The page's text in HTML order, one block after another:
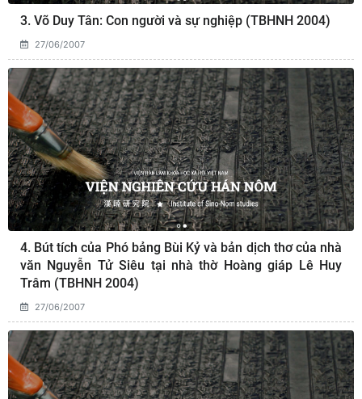
3. Võ Duy Tân: Con người và sự nghiệp (TBHNH 2004)
27/06/2007
4. Bút tích của Phó bảng Bùi Kỷ và bản dịch thơ của nhà
văn Nguyễn Tử Siêu tại nhà thờ Hoàng giáp Lê Huy
Trâm (TBHNH 2004)
27/06/2007